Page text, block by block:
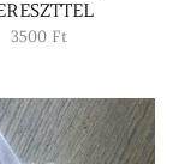
3500 Ft